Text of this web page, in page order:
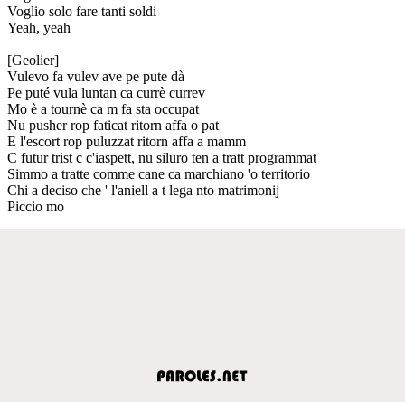
Voglio solo fare tanti soldi
Yeah, yeah
[Geolier]
Vulevo fa vulev ave pe pute dà
Pe puté vula luntan ca currè currev
Mo è a tournè ca m fa sta occupat
Nu pusher rop faticat ritorn affa o pat
E l'escort rop puluzzat ritorn affa a mamm
C futur trist c c'iaspett, nu siluro ten a tratt programmat
Simmo a tratte comme cane ca marchiano 'o territorio
Chi a deciso che ' l'aniell a t lega nto matrimonij
Piccio mo